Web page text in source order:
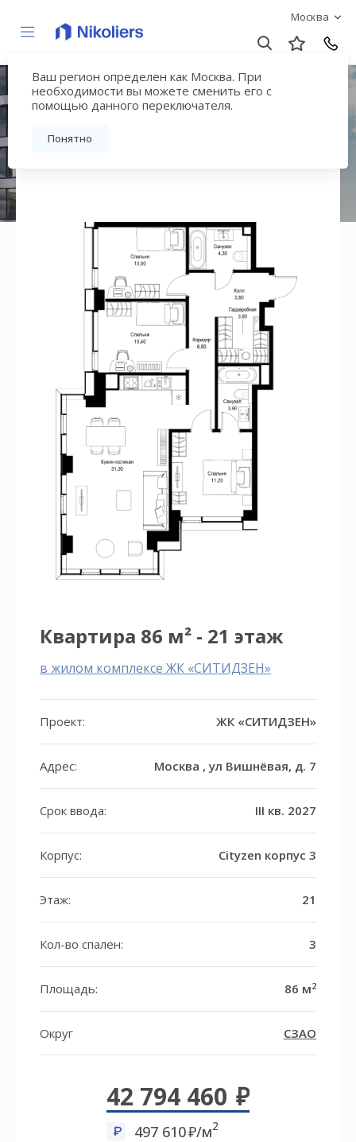
Москва
Ваш регион определен как Москва. При
необходимости вы можете сменить его с
помощью данного переключателя.
Понятно
ЖК «СИТИДЗЕН»
Вернуться на страницу жилого комплекса
Квартира 86 м² - 21 этаж
в жилом комплексе ЖК «СИТИДЗЕН»
Проект: ЖК «СИТИДЗЕН»
Адрес: Москва , ул Вишнёвая, д. 7
Срок ввода: III кв. 2027
Корпус: Cityzen корпус 3
Этаж: 21
Кол-во спален: 3
Площадь: 86 м2
Округ СЗАО
42 794 460
497 610 /м2